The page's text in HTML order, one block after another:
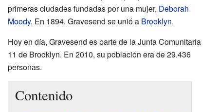
primeras ciudades fundadas por una mujer, Deborah
Moody. En 1894, Gravesend se unió a Brooklyn.
Hoy en día, Gravesend es parte de la Junta Comunitaria
11 de Brooklyn. En 2010, su población era de 29.436
personas.
Contenido